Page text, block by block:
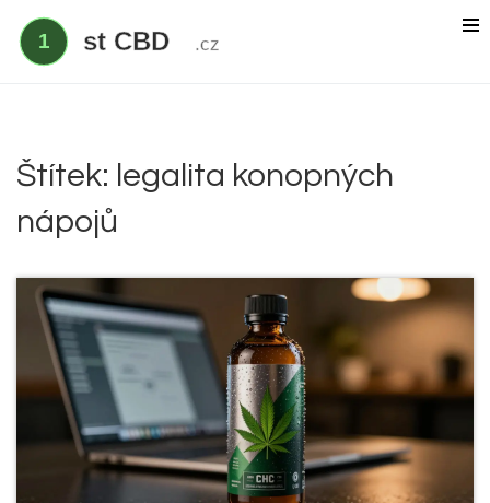
CBD účinek
Štítek: legalita konopných
nápojů